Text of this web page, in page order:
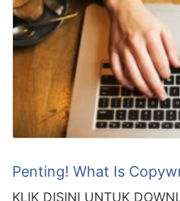
Penting! What Is
KLIK DISINI UNTUK